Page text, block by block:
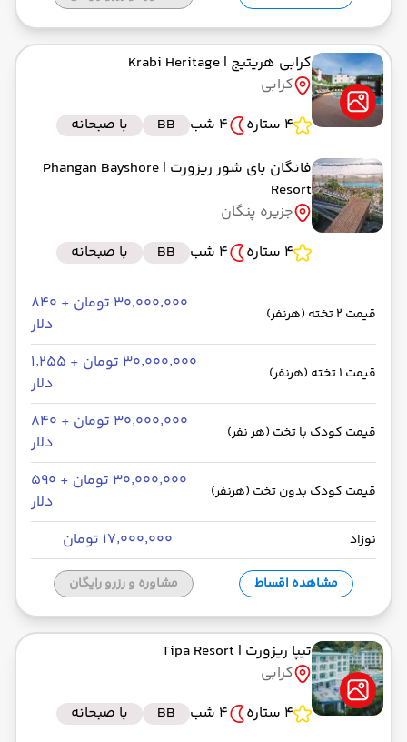
کرابی هریتیج | Krabi Heritage
کرابی
4 ستاره
4 شب BB
با صبحانه
فانگان بای شور ریزورت | Phangan Bayshore
Resort
جزیره پنگان
4 ستاره
4 شب BB با صبحانه
قیمت 2 تخته (هرنفر)
۳۰٬۰۰۰٬۰۰۰ تومان + ۸۴۰
دلار
قیمت 1 تخته (هرنفر)
۳۰٬۰۰۰٬۰۰۰ تومان + ۱٬۲۵۵
دلار
قیمت کودک با تخت (هر نفر)
۳۰٬۰۰۰٬۰۰۰ تومان + ۸۴۰
دلار
قیمت کودک بدون تخت (هرنفر)
۳۰٬۰۰۰٬۰۰۰ تومان + ۵۹۰
دلار
نوزاد ۱۷٬۰۰۰٬۰۰۰ تومان
مشاهده اقساط مشاوره و رزرو رایگان
تیپا ریزورت | Tipa Resort
کرابی
4 ستاره
4 شب BB
با صبحانه